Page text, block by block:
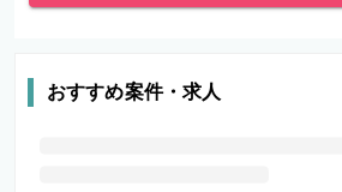
おすすめ案件・求人